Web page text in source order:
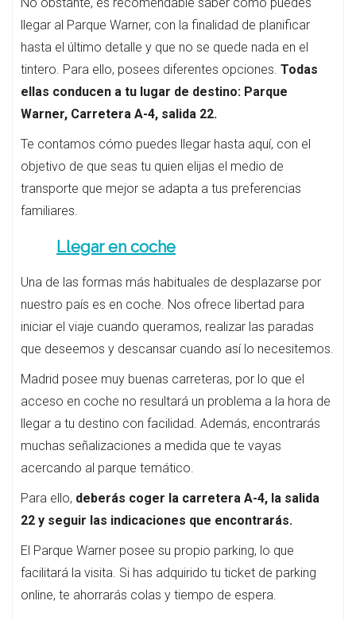
llegar al Parque Warner, con la finalidad de planificar
hasta el último detalle y que no se quede nada en el
tintero. Para ello, posees diferentes opciones. Todas
ellas conducen a tu lugar de destino: Parque
Warner, Carretera A-4, salida 22.
Te contamos cómo puedes llegar hasta aquí, con el
objetivo de que seas tu quien elijas el medio de
transporte que mejor se adapta a tus preferencias
familiares.
Llegar en coche
Una de las formas más habituales de desplazarse por
nuestro país es en coche. Nos ofrece libertad para
iniciar el viaje cuando queramos, realizar las paradas
que deseemos y descansar cuando así lo necesitemos.
Madrid posee muy buenas carreteras, por lo que el
acceso en coche no resultará un problema a la hora de
llegar a tu destino con facilidad. Además, encontrarás
muchas señalizaciones a medida que te vayas
acercando al parque temático.
Para ello, deberás coger la carretera A-4, la salida
22 y seguir las indicaciones que encontrarás.
El Parque Warner posee su propio parking, lo que
facilitará la visita. Si has adquirido tu ticket de parking
online, te ahorrarás colas y tiempo de espera.